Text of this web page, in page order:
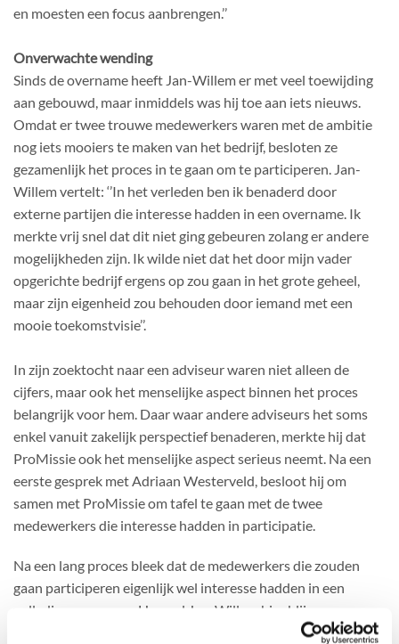
en moesten een focus aanbrengen.’’
Onverwachte wending
Sinds de overname heeft Jan-Willem er met veel toewijding
aan gebouwd, maar inmiddels was hij toe aan iets nieuws.
Omdat er twee trouwe medewerkers waren met de ambitie
nog iets mooiers te maken van het bedrijf, besloten ze
gezamenlijk het proces in te gaan om te participeren. Jan-
Willem vertelt: ‘’In het verleden ben ik benaderd door
externe partijen die interesse hadden in een overname. Ik
merkte vrij snel dat dit niet ging gebeuren zolang er andere
mogelijkheden zijn. Ik wilde niet dat het door mijn vader
opgerichte bedrijf ergens op zou gaan in het grote geheel,
maar zijn eigenheid zou behouden door iemand met een
mooie toekomstvisie’’.
In zijn zoektocht naar een adviseur waren niet alleen de
cijfers, maar ook het menselijke aspect binnen het proces
belangrijk voor hem. Daar waar andere adviseurs het soms
enkel vanuit zakelijk perspectief benaderen, merkte hij dat
ProMissie ook het menselijke aspect serieus neemt. Na een
eerste gesprek met Adriaan Westerveld, besloot hij om
samen met ProMissie om tafel te gaan met de twee
medewerkers die interesse hadden in participatie.
Na een lang proces bleek dat de medewerkers die zouden
gaan participeren eigenlijk wel interesse hadden in een
volledige overname. Hoewel Jan-Willem hier blij mee was,
zorgde dit ook voor een flinke wending in het proces. Het was